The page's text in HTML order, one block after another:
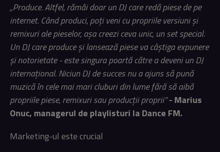
„Produce. Altfel, rămâi doar un DJ care redă piese de pe
internet. Când produci, poți veni cu propriile versiuni și
remixuri ale pieselor, așa creezi ceva unic, un set special.
Un DJ care produce și lansează piese va câștiga expunere
și notorietate - este singura poartă către a deveni un DJ
internațional. Niciun DJ de succes nu a ajuns să pună
muzică în cele mai mari cluburi din lume fără să aibă
propriile piese, remixuri sau producții proprii”- Marius
Onuc, managerul de playlisturi la Dance FM.
Marketing-ul este crucial